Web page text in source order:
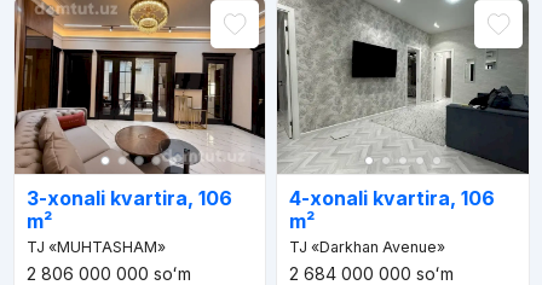
3-xonali kvartira, 106
m²
TJ «MUHTASHAM»
2 806 000 000 soʻm
4-xonali kvartira, 106
m²
TJ «Darkhan Avenue»
2 684 000 000 soʻm